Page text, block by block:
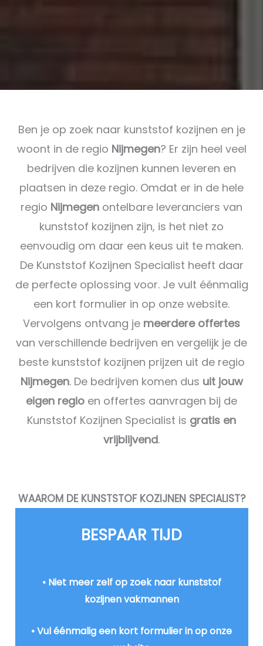
Ben je op zoek naar kunststof kozijnen en je
woont in de regio Nijmegen? Er zijn heel veel
bedrijven die kozijnen kunnen leveren en
plaatsen in deze regio. Omdat er in de hele
regio Nijmegen ontelbare leveranciers van
kunststof kozijnen zijn, is het niet zo
eenvoudig om daar een keus uit te maken.
De Kunststof Kozijnen Specialist heeft daar
de perfecte oplossing voor. Je vult éénmalig
een kort formulier in op onze website.
Vervolgens ontvang je meerdere offertes
van verschillende bedrijven en vergelijk je de
beste kunststof kozijnen prijzen uit de regio
Nijmegen. De bedrijven komen dus uit jouw
eigen regio en offertes aanvragen bij de
Kunststof Kozijnen Specialist is gratis en
vrijblijvend.
WAAROM DE KUNSTSTOF KOZIJNEN SPECIALIST?
BESPAAR TIJD​
• Niet meer zelf op zoek naar kunststof
kozijnen vakmannen
• Vul éénmalig een kort formulier in op onze